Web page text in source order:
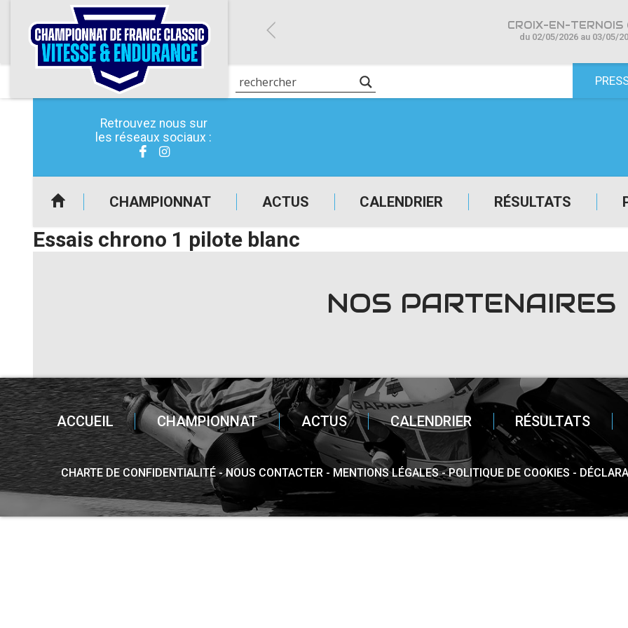
Retrouvez nous sur
les réseaux sociaux :
CHAMPIONNAT ACTUS CALENDRIER RÉSULTATS
CROIX-EN-TERNOIS
du 02/05/2026 au 03/05/
Essais chrono 1 pilote blanc
NOS PARTENAIRES
ACCUEIL CHAMPIONNAT ACTUS CALENDRIER RÉSULTATS
CHARTE DE CONFIDENTIALITÉ NOUS CONTACTER MENTIONS LÉGALES POLITIQUE DE COOKIES